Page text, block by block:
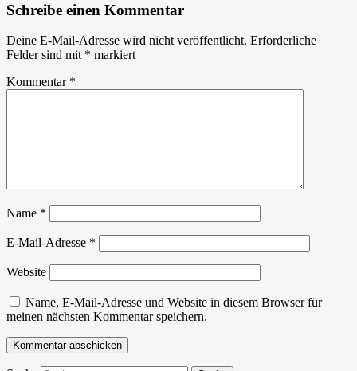
Schreibe einen Kommentar
Deine E-Mail-Adresse wird nicht veröffentlicht. Erforderliche
Felder sind mit * markiert
Kommentar *
Name *
E-Mail-Adresse *
Website
Name, E-Mail-Adresse und Website in diesem Browser für
meinen nächsten Kommentar speichern.